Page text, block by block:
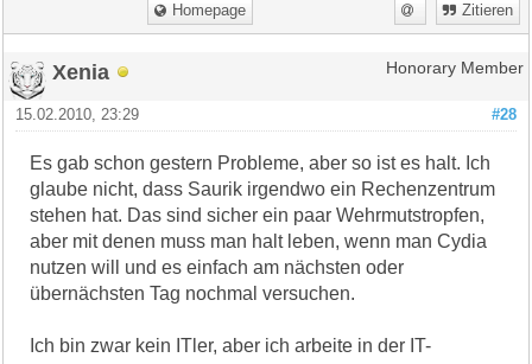
Homepage Zitieren
Xenia Honorary Member
#28
15.02.2010, 23:29
Es gab schon gestern Probleme, aber so ist es halt. Ich
glaube nicht, dass Saurik irgendwo ein Rechenzentrum
stehen hat. Das sind sicher ein paar Wehrmutstropfen,
aber mit denen muss man halt leben, wenn man Cydia
nutzen will und es einfach am nächsten oder
übernächsten Tag nochmal versuchen.
Ich bin zwar kein ITler, aber ich arbeite in der IT-